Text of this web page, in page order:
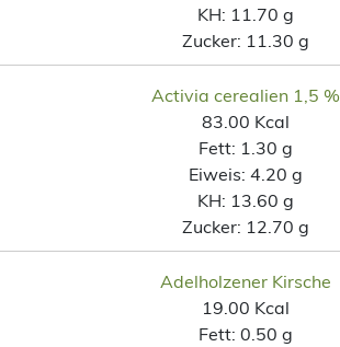
KH: 11.70 g
Zucker: 11.30 g
Activia cerealien 1,5 %
83.00 Kcal
Fett: 1.30 g
Eiweis: 4.20 g
KH: 13.60 g
Zucker: 12.70 g
Adelholzener Kirsche
19.00 Kcal
Fett: 0.50 g